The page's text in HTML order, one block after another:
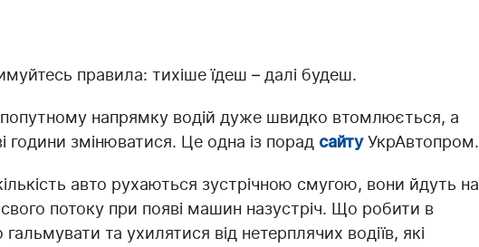
правила: тихіше їдеш – далі будеш.
попутному напрямку водій дуже швидко втомлюється, а
години змінюватися. Це одна із порад сайтуУкрАвтопром.
авто рухаються зустрічною смугою, вони йдуть на
потоку при появі машин назустріч. Що робити в
та ухилятися від нетерплячих водіїв, які